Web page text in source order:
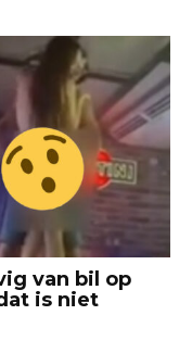
van bil op
is niet